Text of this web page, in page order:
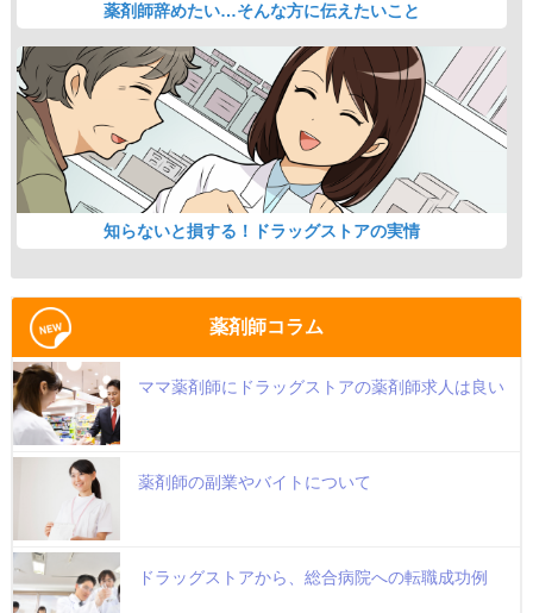
薬剤師辞めたい…そんな方に伝えたいこと
知らないと損する！ドラッグストアの実情
薬剤師コラム
ママ薬剤師にドラッグストアの薬剤師求人は良い
薬剤師の副業やバイトについて
ドラッグストアから、総合病院への転職成功例